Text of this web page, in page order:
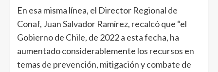
En esa misma línea, el Director Regional de
Conaf, Juan Salvador Ramírez, recalcó que “el
Gobierno de Chile, de 2022 a esta fecha, ha
aumentado considerablemente los recursos en
temas de prevención, mitigación y combate de